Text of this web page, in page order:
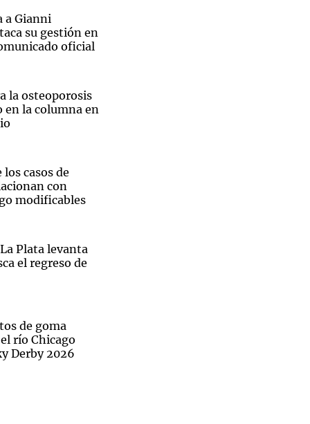
a Gianni
su gestión en
oficial
la osteoporosis
en la columna en
casos de
con
modificables
Plata levanta
el regreso de
de goma
río Chicago
Derby 2026